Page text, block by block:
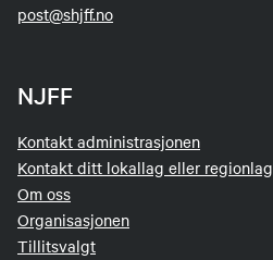
post@shjff.no
NJFF
Kontakt administrasjonen
Kontakt ditt lokallag eller regionlag
Om oss
Organisasjonen
Tillitsvalgt